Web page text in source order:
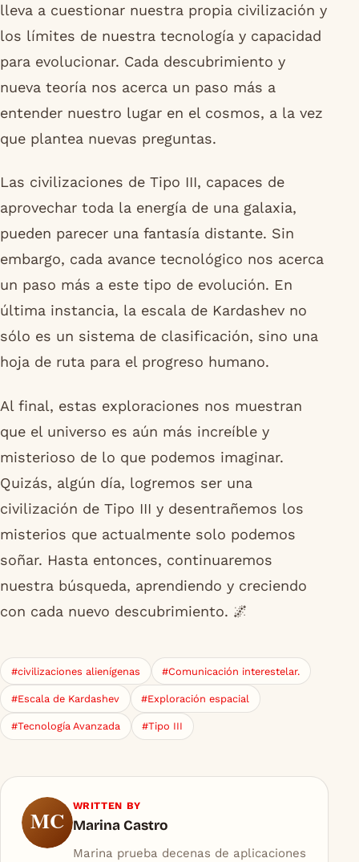
lleva a cuestionar nuestra propia civilización y
los límites de nuestra tecnología y capacidad
para evolucionar. Cada descubrimiento y
nueva teoría nos acerca un paso más a
entender nuestro lugar en el cosmos, a la vez
que plantea nuevas preguntas.
Las civilizaciones de Tipo III, capaces de
aprovechar toda la energía de una galaxia,
pueden parecer una fantasía distante. Sin
embargo, cada avance tecnológico nos acerca
un paso más a este tipo de evolución. En
última instancia, la escala de Kardashev no
sólo es un sistema de clasificación, sino una
hoja de ruta para el progreso humano.
Al final, estas exploraciones nos muestran
que el universo es aún más increíble y
misterioso de lo que podemos imaginar.
Quizás, algún día, logremos ser una
civilización de Tipo III y desentrañemos los
misterios que actualmente solo podemos
soñar. Hasta entonces, continuaremos
nuestra búsqueda, aprendiendo y creciendo
con cada nuevo descubrimiento. 🌌
#civilizaciones alienígenas #Comunicación interestelar.
#Escala de Kardashev #Exploración espacial
#Tecnología Avanzada #Tipo III
MC
WRITTEN BY
Marina Castro
Marina prueba decenas de aplicaciones